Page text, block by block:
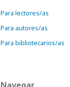
Para lectores/as
Para autores/as
Para bibliotecarios/as
Navegar